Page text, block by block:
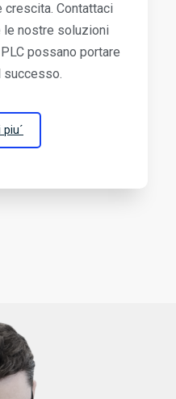
Contattaci
le nostre soluzioni
possano portare
successo.